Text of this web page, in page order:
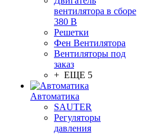
вентилятора в сборе
380 В
Решетки
Фен Вентилятора
Вентиляторы под
заказ
+ ЕЩЕ 5
Автоматика
SAUTER
Регуляторы
давления